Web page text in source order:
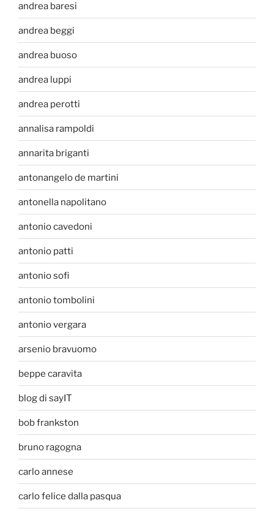
andrea baresi
andrea beggi
andrea buoso
andrea luppi
andrea perotti
annalisa rampoldi
annarita briganti
antonangelo de martini
antonella napolitano
antonio cavedoni
antonio patti
antonio sofi
antonio tombolini
antonio vergara
arsenio bravuomo
beppe caravita
blog di sayIT
bob frankston
bruno ragogna
carlo annese
carlo felice dalla pasqua